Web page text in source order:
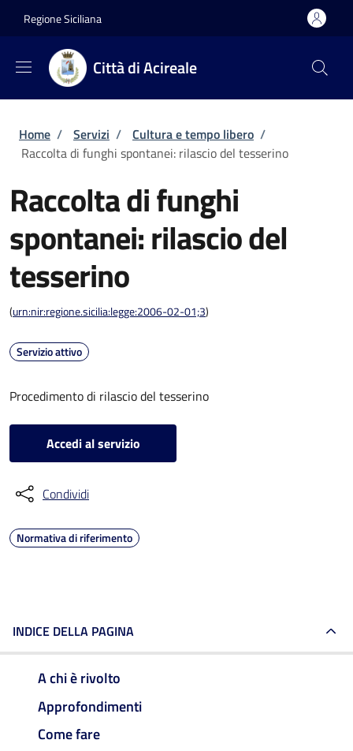
Regione Siciliana
Città di Acireale
Briciole di pane
Home / Servizi / Cultura e tempo libero /
Raccolta di funghi spontanei: rilascio del tesserino
Raccolta di funghi
spontanei: rilascio del
tesserino
(urn:nir:regione.sicilia:legge:2006-02-01;3)
Servizio attivo
Procedimento di rilascio del tesserino
Accedi al servizio
Condividi
Normativa di riferimento
INDICE DELLA PAGINA
A chi è rivolto
Approfondimenti
Come fare